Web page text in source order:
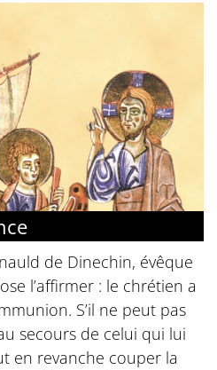
de Dinechin, évêque
l’affirmer : le chrétien a
S’il ne peut pas
secours de celui qui lui
en revanche couper la